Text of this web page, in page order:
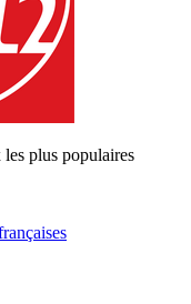
plus populaires